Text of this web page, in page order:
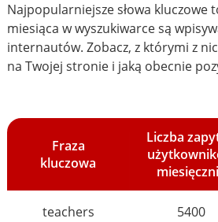
Najpopularniejsze słowa kluczowe
miesiąca w wyszukiwarce są
internautów. Zobacz, z którymi z
na Twojej stronie i jaką obecnie
Fraza
kluczowa
Liczba
teachers 5400